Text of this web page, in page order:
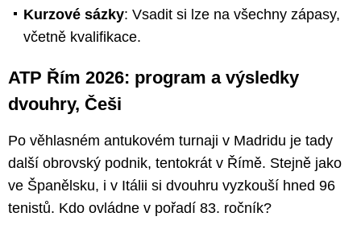
Kurzové sázky: Vsadit si lze na všechny zápasy,
včetně kvalifikace.
ATP Řím 2026: program a výsledky
dvouhry, Češi
Po věhlasném antukovém turnaji v Madridu je tady
další obrovský podnik, tentokrát v Římě. Stejně jako
ve Španělsku, i v Itálii si dvouhru vyzkouší hned 96
tenistů. Kdo ovládne v pořadí 83. ročník?